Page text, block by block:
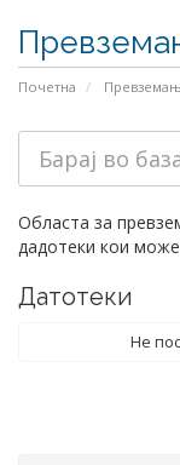
Почетна
Областа за
дадотеки кои
Датотеки
Не